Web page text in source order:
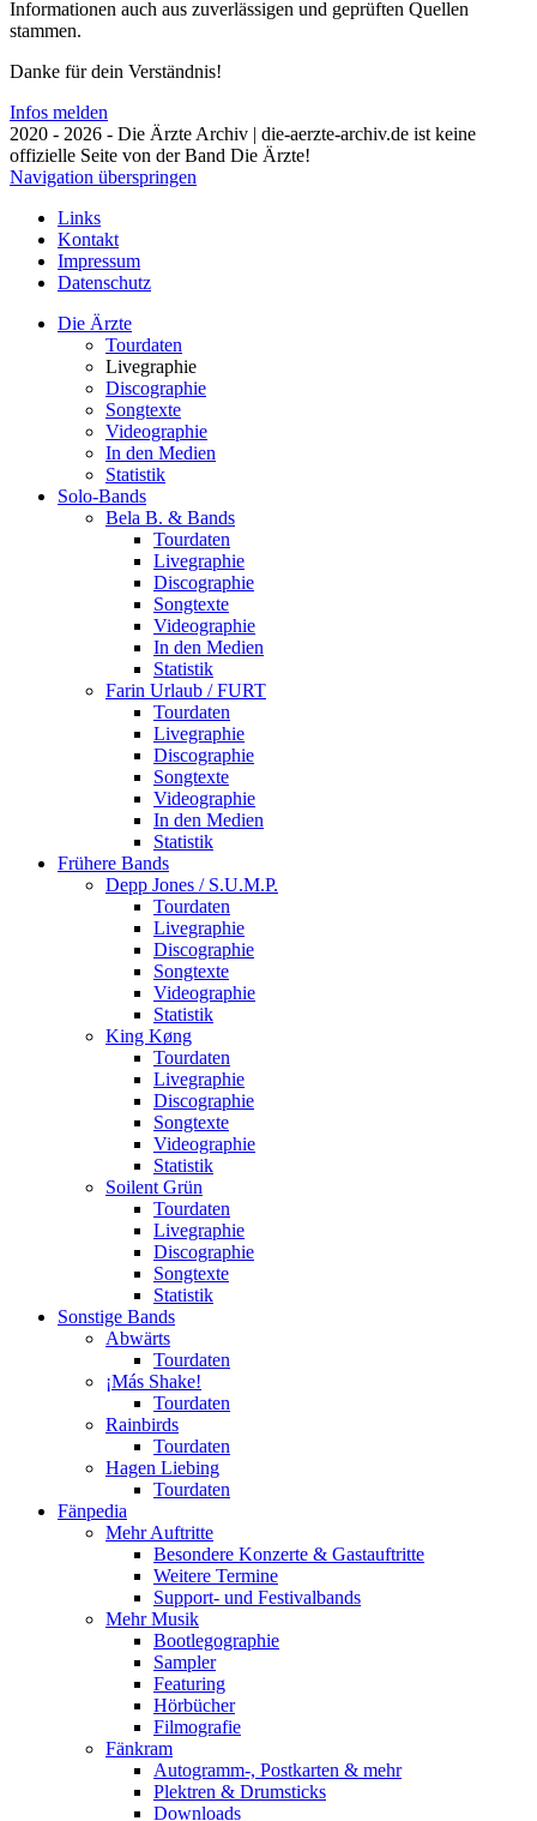
Informationen auch aus zuverlässigen und geprüften Quellen
stammen.
Danke für dein Verständnis!
Infos melden
2020 - 2026 - Die Ärzte Archiv | die-aerzte-archiv.de ist keine
offizielle Seite von der Band Die Ärzte!
Navigation überspringen
Links
Kontakt
Impressum
Datenschutz
Die Ärzte
Tourdaten
Livegraphie
Discographie
Songtexte
Videographie
In den Medien
Statistik
Solo-Bands
Bela B. & Bands
Tourdaten
Livegraphie
Discographie
Songtexte
Videographie
In den Medien
Statistik
Farin Urlaub / FURT
Tourdaten
Livegraphie
Discographie
Songtexte
Videographie
In den Medien
Statistik
Frühere Bands
Depp Jones / S.U.M.P.
Tourdaten
Livegraphie
Discographie
Songtexte
Videographie
Statistik
King Køng
Tourdaten
Livegraphie
Discographie
Songtexte
Videographie
Statistik
Soilent Grün
Tourdaten
Livegraphie
Discographie
Songtexte
Statistik
Sonstige Bands
Abwärts
Tourdaten
¡Más Shake!
Tourdaten
Rainbirds
Tourdaten
Hagen Liebing
Tourdaten
Fänpedia
Mehr Auftritte
Besondere Konzerte & Gastauftritte
Weitere Termine
Support- und Festivalbands
Mehr Musik
Bootlegographie
Sampler
Featuring
Hörbücher
Filmografie
Fänkram
Autogramm-, Postkarten & mehr
Plektren & Drumsticks
Downloads